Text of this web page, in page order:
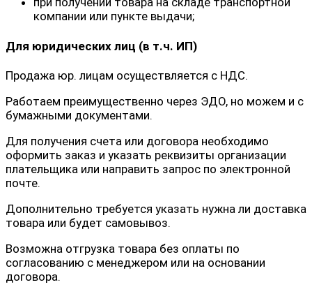
компании или пункте выдачи;
Для юридических лиц (в т.ч. ИП)
Продажа юр. лицам осуществляется с НДС.
Работаем преимущественно через ЭДО, но можем и с
бумажными документами.
Для получения счета или договора необходимо
оформить заказ и указать реквизиты организации
плательщика или направить запрос по электронной
почте.
Дополнительно требуется указать нужна ли доставка
товара или будет самовывоз.
Возможна отгрузка товара без оплаты по
согласованию с менеджером или на основании
договора.